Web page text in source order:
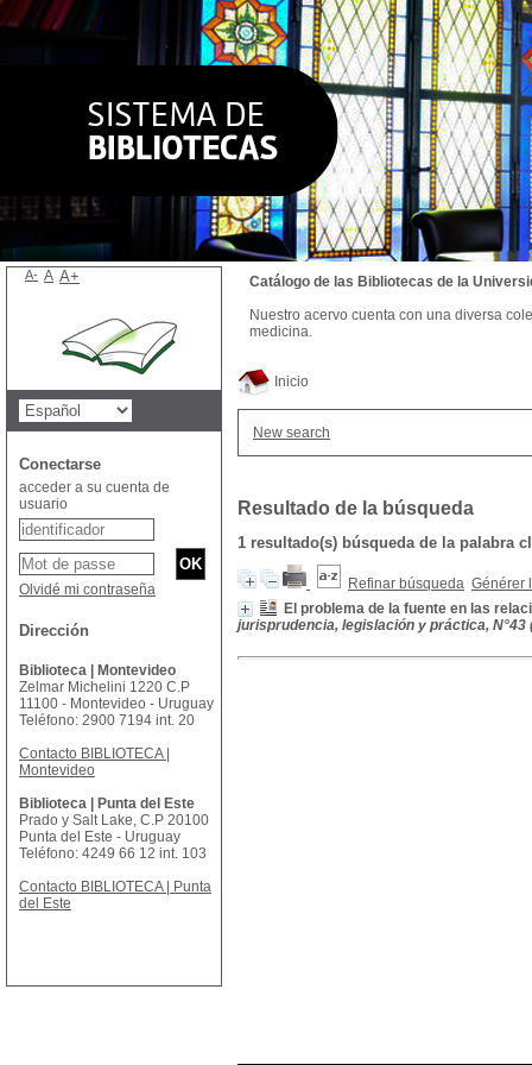
Inicio
New search
Resultado de la búsqueda
1 resultado(s) búsqueda de la palabra
Refinar búsqueda Générer
El problema de la fuente en las
jurisprudencia, legislación y práctica, N°43
Catálogo de las Bibliotecas de la
Nuestro acervo cuenta con una diversa
medicina.
A- A A+
Conectarse
acceder a su cuenta de
usuario
Olvidé mi contraseña
Dirección
Biblioteca | Montevideo
Zelmar Michelini 1220 C.P
11100 - Montevideo - Uruguay
Teléfono: 2900 7194 int. 20
Contacto BIBLIOTECA |
Montevideo
Biblioteca | Punta del Este
Prado y Salt Lake, C.P 20100
Punta del Este - Uruguay
Teléfono: 4249 66 12 int. 103
Contacto BIBLIOTECA | Punta
del Este